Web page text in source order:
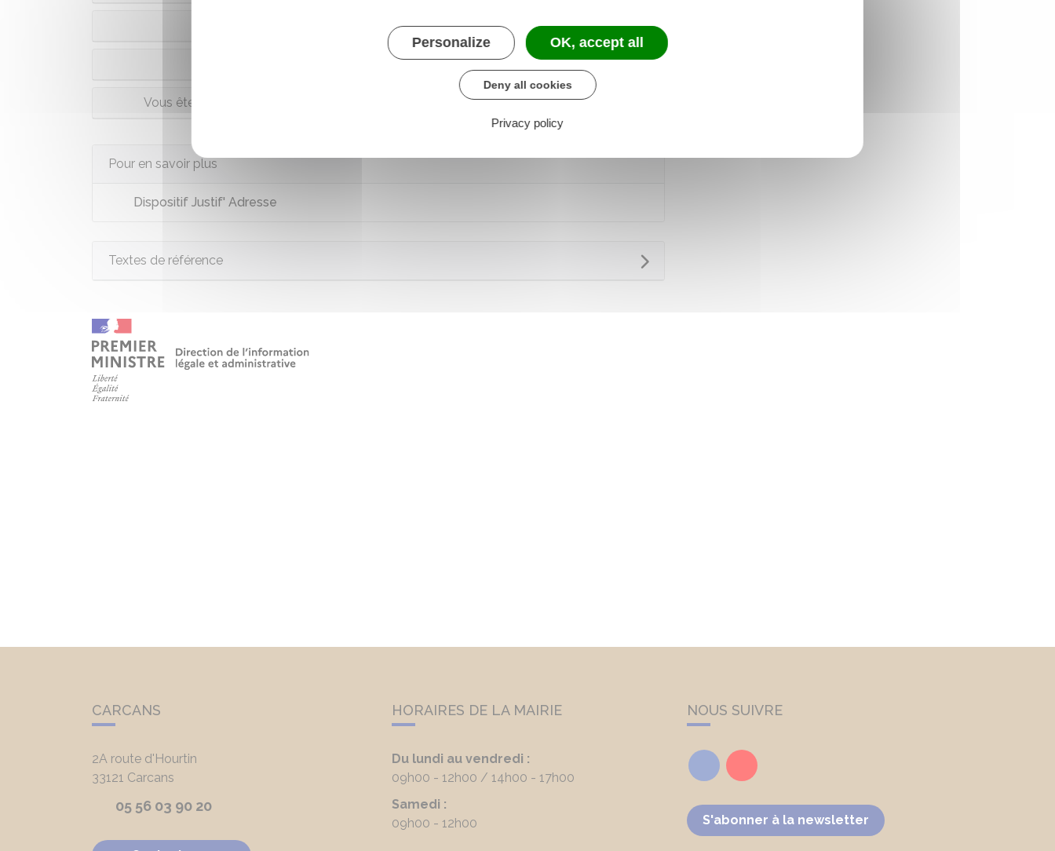
Vous êtes marinier ou batelier
Vous êtes une association ou un syndicat professionnel
Vous êtes une société ou une personne morale, civile, industrielle ou commerciale
Pour en savoir plus
Dispositif Justif' Adresse
Textes de référence
CARCANS
2A route d'Hourtin
33121 Carcans
05 56 03 90 20
HORAIRES DE LA MAIRIE
Du lundi au vendredi :
09h00 - 12h00
14h00 - 17h00
Samedi :
09h00 - 12h00
NOUS SUIVRE
FacebookYoutube
S'abonner à la newsletter
Personalize OK, accept all
Deny all cookies
Privacy policy